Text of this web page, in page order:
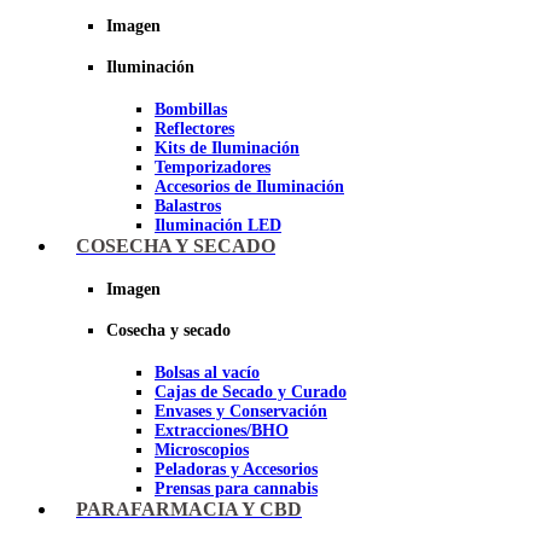
Imagen
Iluminación
Bombillas
Reflectores
Kits de Iluminación
Temporizadores
Accesorios de Iluminación
Balastros
Iluminación LED
Iluminación LEC
COSECHA Y SECADO
Imagen
Cosecha y secado
Bolsas al vacío
Cajas de Secado y Curado
Envases y Conservación
Extracciones/BHO
Microscopios
Peladoras y Accesorios
Prensas para cannabis
Secadores de cogollos
PARAFARMACIA Y CBD